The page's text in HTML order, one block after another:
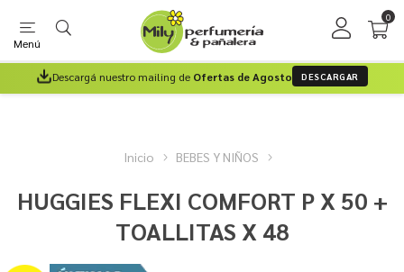
Menú
0
Descargá nuestro mailing de Ofertas de Agosto DESCARGAR
Inicio BEBES Y NIÑOS
HUGGIES FLEXI COMFORT P X 50 +
TOALLITAS X 48